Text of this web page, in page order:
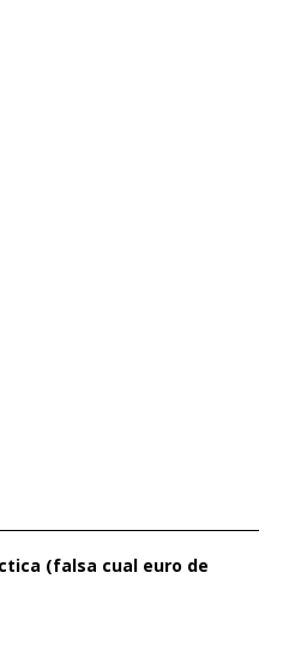
(falsa cual euro de